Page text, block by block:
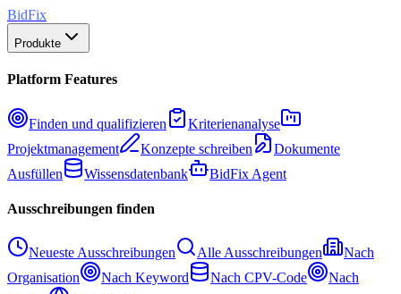
BidFix
Produkte
Platform Features
Finden und qualifizieren
Kriterienanalyse
Projektmanagement
Konzepte schreiben
Dokumente
Ausfüllen
Wissensdatenbank BidFix Agent
Ausschreibungen finden
Neueste Ausschreibungen Alle Ausschreibungen
Nach
Organisation
Nach Keyword Nach CPV-Code
Nach